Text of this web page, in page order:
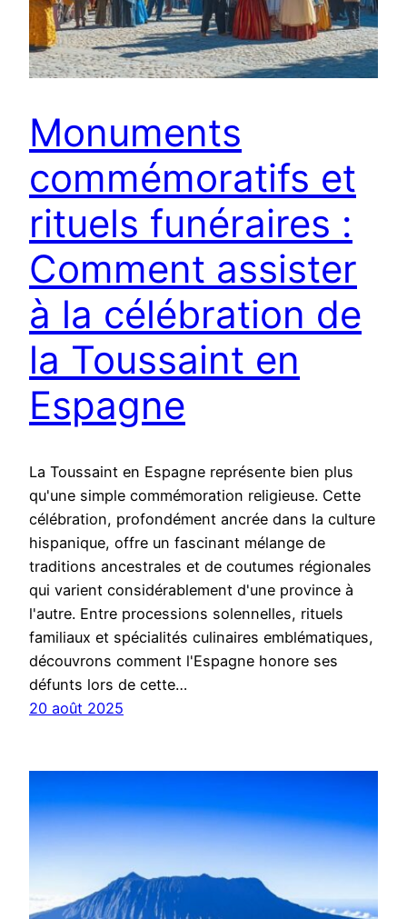
Monuments
commémoratifs et
rituels funéraires :
Comment assister
à la célébration de
la Toussaint en
Espagne
La Toussaint en Espagne représente bien plus
qu'une simple commémoration religieuse. Cette
célébration, profondément ancrée dans la culture
hispanique, offre un fascinant mélange de
traditions ancestrales et de coutumes régionales
qui varient considérablement d'une province à
l'autre. Entre processions solennelles, rituels
familiaux et spécialités culinaires emblématiques,
découvrons comment l'Espagne honore ses
défunts lors de cette…
20 août 2025